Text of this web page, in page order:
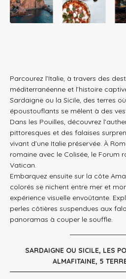
Parcourez l’Italie, à travers des
méditerranéenne et l’histoire
Sardaigne ou la Sicile, des terres
époustouflants se mêlent à des
Dans les Pouilles, découvrez
pittoresques et des falaises
vivant d’une Italie préservée. À
romaine avec le Colisée, le Forum
Vatican.
Embarquez ensuite sur la côte
colorés se nichent entre mer et
expérience visuelle envoûtante.
perles côtières suspendues aux
panoramas à couper le souffle.
SARDAIGNE OU SICILE, LES
ALMAFITAINE, 5